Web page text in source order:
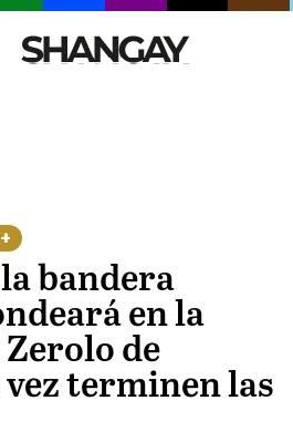
bandera
en la
de
terminen las